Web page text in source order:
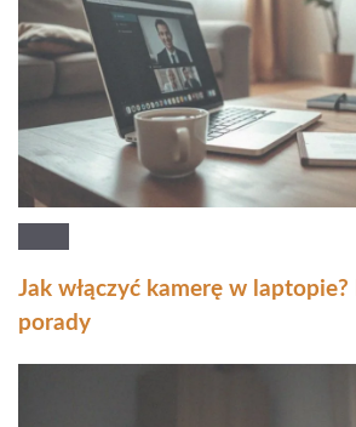
Jak włączyć kamerę w
porady